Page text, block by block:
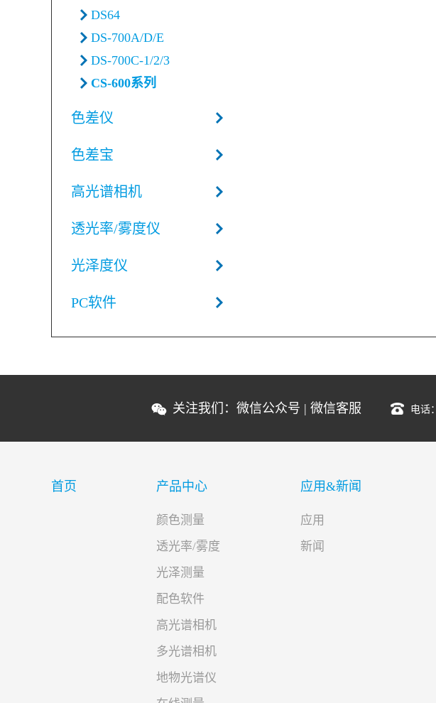
DS64
DS-700A/D/E
DS-700C-1/2/3
CS-600系列
色差仪
色差宝
高光谱相机
透光率/雾度仪
光泽度仪
PC软件
关注我们： 微信公众号 | 微信客服 电话：
首页 产品中心
颜色测量
透光率/雾度
光泽测量
配色软件
高光谱相机
多光谱相机
地物光谱仪
应用&新闻
应用
新闻